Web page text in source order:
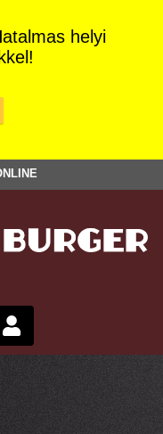
helyi